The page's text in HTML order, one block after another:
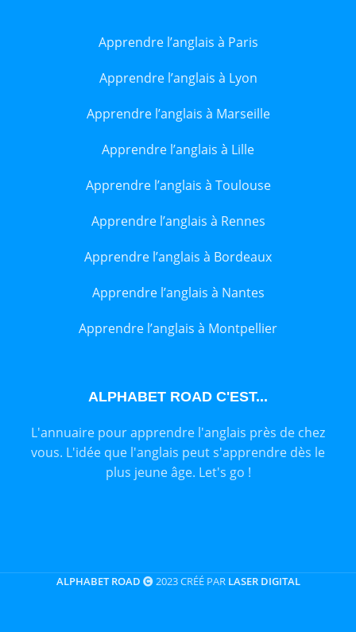
Apprendre l’anglais à Paris
Apprendre l’anglais à Lyon
Apprendre l’anglais à Marseille
Apprendre l’anglais à Lille
Apprendre l’anglais à Toulouse
Apprendre l’anglais à Rennes
Apprendre l’anglais à Bordeaux
Apprendre l’anglais à Nantes
Apprendre l’anglais à Montpellier
ALPHABET ROAD C'EST...
L'annuaire pour apprendre l'anglais près de chez
vous. L'idée que l'anglais peut s'apprendre dès le
plus jeune âge. Let's go !
ALPHABET ROAD 2023 CRÉÉ PAR LASER DIGITAL